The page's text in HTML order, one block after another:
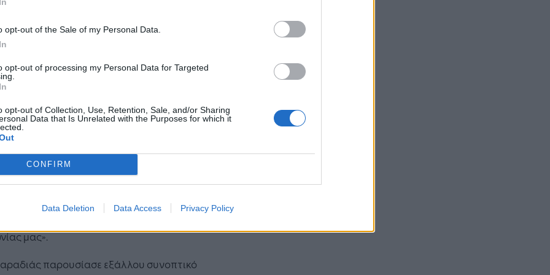
opt-out of the Sale of my Personal Data.
opt-out of processing my Personal Data for Targeted
opt-out of Collection, Use, Retention, Sale, and/or Sharing
Data that Is Unrelated with the Purposes for which it
CONFIRM
Data Deletion Data Access Privacy Policy
μας
πολιτικός στόχος της ΠΟΜΙΔΑ ήταν αφενός η
κλίματος αλληλοκατανόησης και
μεταξύ ιδιοκτητών και ενοικιαστών,
και επαγγελματικών χώρων, ως δύο
η μία έχει την ανάγκη της άλλης, σε μια
στερείται κοινωνικής κατοικίας, και
η μελέτη και διατύπωση προς την εξουσία,
ρεαλιστικών και εφαρμόσιμων
επίλυσης των προβλημάτων που
του πολιτικού προσωπικού της χώρας,
μας».
παρουσίασε εξάλλου συνοπτικό